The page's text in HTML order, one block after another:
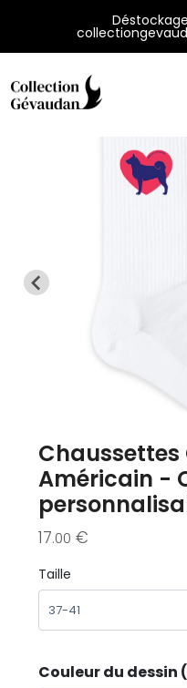
Américain -
17.00 €
Taille
Couleur du dessin
Panneau de gestion des